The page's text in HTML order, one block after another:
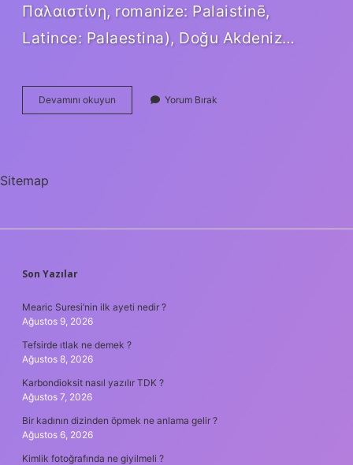
Παλαιστίνη, romanize: Palaistinē,
Latince: Palaestina), Doğu Akdeniz…
Devamını okuyun
Türkiye
Yorum Bırak
Sitemap
SIDEBAR
Son Yazılar
Mearic Suresi’nin ilk ayeti nedir ?
Ağustos 9, 2026
Tefsirde ıtlak ne demek ?
Ağustos 8, 2026
Karbondioksit nasıl yazılır TDK ?
Ağustos 7, 2026
Bir kadının dizinden öpmek ne anlama gelir ?
Ağustos 6, 2026
Kimlik fotoğrafında ne giyilmeli ?